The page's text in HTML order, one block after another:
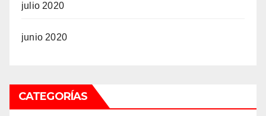
julio 2020
junio 2020
CATEGORÍAS